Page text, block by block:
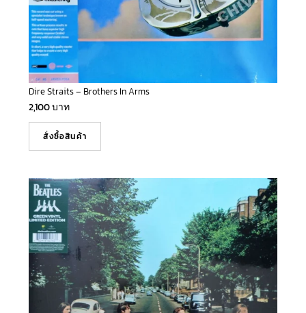
Dire Straits – Brothers In Arms
2,100บาท
สั่งซื้อสินค้า